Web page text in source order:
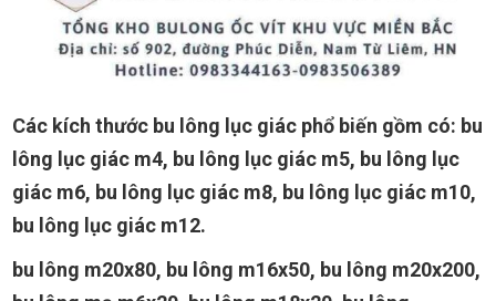
Các kích thước bu lông lục giác phổ biến gồm có: bu
lông lục giác m4, bu lông lục giác m5, bu lông lục
giác m6, bu lông lục giác m8, bu lông lục giác m10,
bu lông lục giác m12.
bu lông m20x80, bu lông m16x50, bu lông m20x200,